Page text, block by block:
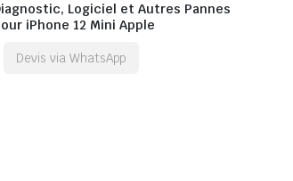
Logiciel et Autres Pannes
iPhone 12 Mini Apple
Devis via WhatsApp